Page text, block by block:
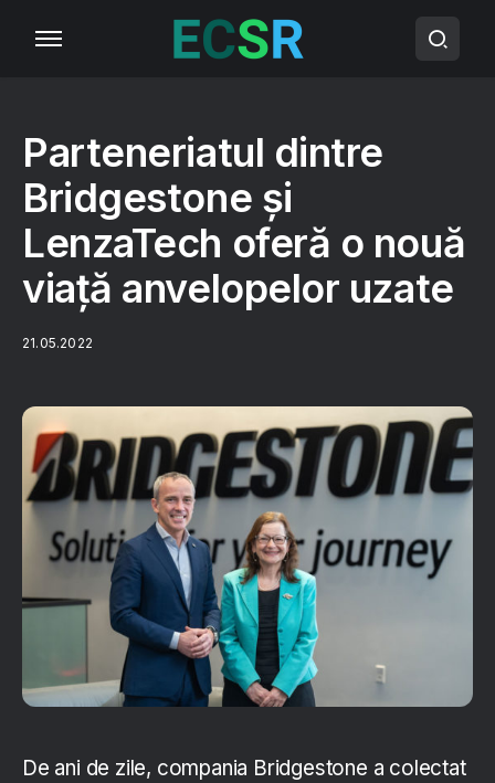
Parteneriatul dintre
Bridgestone și
LenzaTech oferă o nouă
viață anvelopelor uzate
21.05.2022
De ani de zile, compania Bridgestone a colectat